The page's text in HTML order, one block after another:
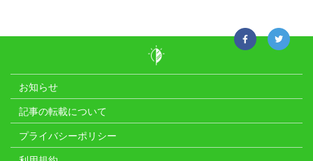
お知らせ
記事の転載について
プライバシーポリシー